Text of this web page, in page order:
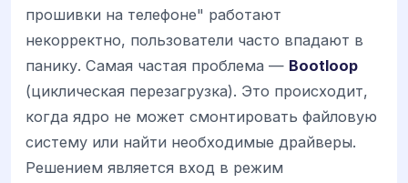
прошивки на телефоне" работают
некорректно, пользователи часто впадают в
панику. Самая частая проблема — Bootloop
(циклическая перезагрузка). Это происходит,
когда ядро не может смонтировать файловую
систему или найти необходимые драйверы.
Решением является вход в режим